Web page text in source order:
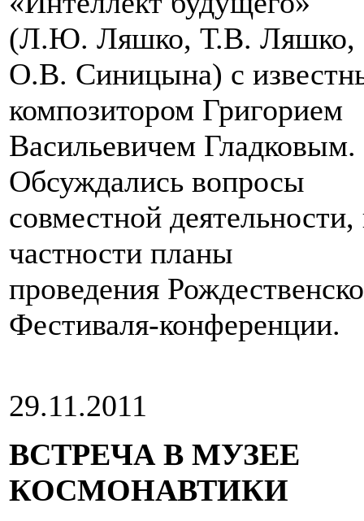
(Л.Ю. Ляшко, Т.В. Ляшко,
О.В. Синицына) с
композитором Григорием
Васильевичем Гладковым.
Обсуждались вопросы
совместной деятельности,
частности планы
проведения
Фестиваля-конференции.
29.11.2011
ВСТРЕЧА В МУЗЕЕ
КОСМОНАВТИКИ